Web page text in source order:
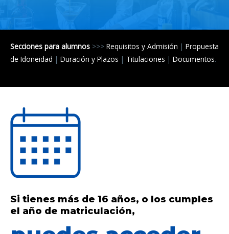
Secciones para alumnos >>> Requisitos y Admisión | Propuesta
de Idoneidad | Duración y Plazos | Titulaciones | Documentos.
Si tienes más de 16 años, o los cumples
el año de matriculación,